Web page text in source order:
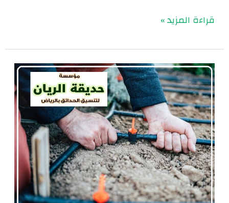
قراءة المزيد »
شركة
تمديد
شبكات
الري
|
0560048269